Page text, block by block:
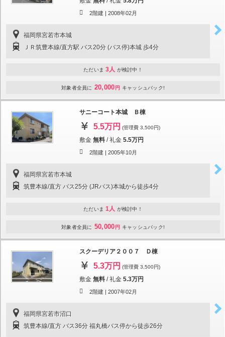
2階建 | 2008年02月
福岡県宮若市本城
ＪＲ筑豊本線/直方駅 バス20分 (バス停)本城 歩4分
ただいま 3人 が検討中！
対象者全員に 20,000 円 キャッシュバック!
サニーコート本城 Ｂ棟
5.5万円 (管理費 3,500円)
敷金 無料 /礼金 5.5万円
2階建 | 2005年10月
福岡県宮若市本城
筑豊本線/直方 バス25分 (JRバス)本城から徒歩4分
ただいま 1人 が検討中！
対象者全員に 50,000 円 キャッシュバック!
スクーデリア２００７ Ｄ棟
5.3万円 (管理費 3,500円)
敷金 無料 /礼金 5.3万円
2階建 | 2007年02月
福岡県宮若市沼口
筑豊本線/直方 バス36分 福丸橋バス停から徒歩26分